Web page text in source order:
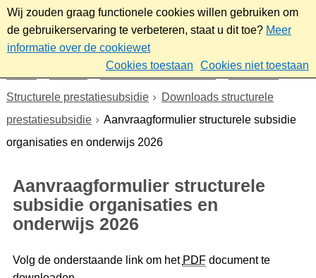
Wij zouden graag functionele cookies willen gebruiken om
de gebruikerservaring te verbeteren, staat u dit toe? Meer
informatie over de cookiewet
Cookies toestaan
Cookies niet toestaan
Ontmoeten & meedoen
Subsidies
Structurele prestatiesubsidie
Downloads structurele
prestatiesubsidie
Aanvraagformulier structurele subsidie
organisaties en onderwijs 2026
Aanvraagformulier structurele
subsidie organisaties en
onderwijs 2026
Volg de onderstaande link om het PDFdocument te